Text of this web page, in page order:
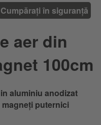
Cumpărați în siguranță
aer din
100cm
aluminiu anodizat
puternici